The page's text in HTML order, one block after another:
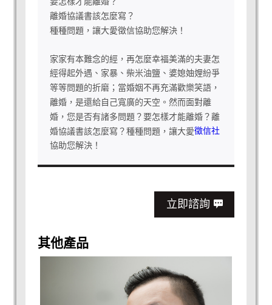
離婚協議書該怎麼寫？
種種問題，讓大愛徵信協助您解決！
家家有本難念的經，再怎麼幸福美滿的夫妻怎
經得起外遇、家暴、柴米油鹽、婆媳妯娌紛爭
等等問題的折磨；當婚姻不再充滿歡樂笑語，
離婚，是還給自己寬廣的天空。然而面對離
婚，您是否有諸多問題？要怎樣才能離婚？離
婚協議書該怎麼寫？種種問題，讓大愛徵信社
協助您解決！
立即諮詢
其他產品